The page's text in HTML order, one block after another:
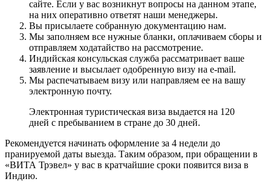
сайте. Если у вас возникнут вопросы на данном этапе,
на них оперативно ответят наши менеджеры.
Вы присылаете собранную документацию нам.
Мы заполняем все нужные бланки, оплачиваем сборы и
отправляем ходатайство на рассмотрение.
Индийская консульская служба рассматривает ваше
заявление и высылает одобренную визу на e-mail.
Мы распечатываем визу или направляем ее на вашу
электронную почту.
Электронная туристическая виза выдается на 120
дней с пребыванием в стране до 30 дней.
Рекомендуется начинать оформление за 4 недели до
пранируемой даты выезда. Таким образом, при обращении в
«ВИТА Трэвел» у вас в кратчайшие сроки появится виза в
Индию.